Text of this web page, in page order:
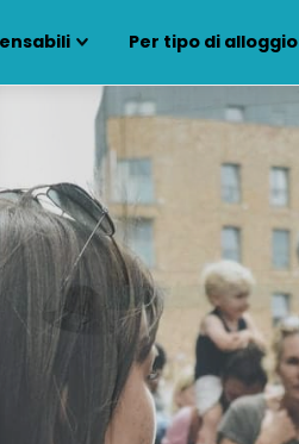
Per tipo di alloggio